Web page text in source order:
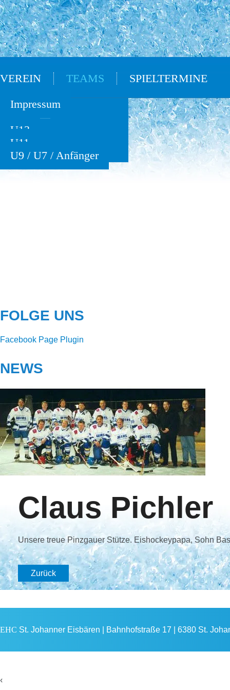
VEREIN TEAMS
Oldies
U13
U11
U9 / U7 / Anfänger
SPIELTERMINE
Impressum
FOLGE UNS
Facebook Page Plugin
NEWS
Claus Pichler
Unsere treue Pinzgauer Stütze. Eishockeypapa, Sohn
Zurück
EHC St. Johanner Eisbären | Bahnhofstraße 17 | 6380 St.
‹